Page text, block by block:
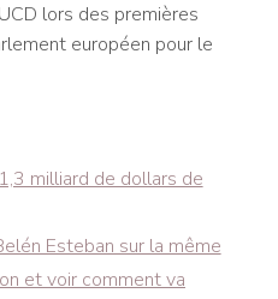
lors des premières
européen pour le
milliard de dollars de
Esteban sur la même
et voir comment va